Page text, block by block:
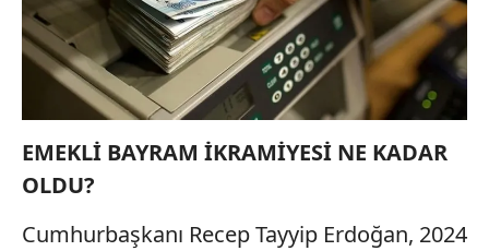
EMEKLİ BAYRAM İKRAMİYESİ NE KADAR
OLDU?
Cumhurbaşkanı Recep Tayyip Erdoğan, 2024